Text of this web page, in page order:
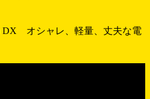
オシャレ、軽量、丈夫な電